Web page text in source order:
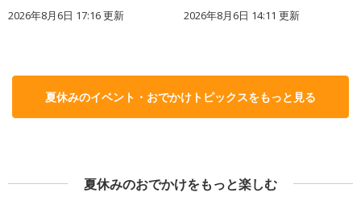
2026年8月6日 17:16更新 2026年8月6日 14:11 更新
夏休みのイベント・おでかけトピックスをもっと見る
夏休みのおでかけをもっと楽しむ